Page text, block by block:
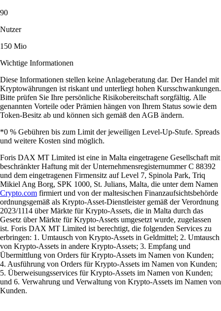
90
Nutzer
150 Mio
Wichtige Informationen
Diese Informationen stellen keine Anlageberatung dar. Der Handel mit
Kryptowährungen ist riskant und unterliegt hohen Kursschwankungen.
Bitte prüfen Sie Ihre persönliche Risikobereitschaft sorgfältig. Alle
genannten Vorteile oder Prämien hängen von Ihrem Status sowie dem
Token-Besitz ab und können sich gemäß den AGB ändern.
*0 % Gebühren bis zum Limit der jeweiligen Level-Up-Stufe. Spreads
und weitere Kosten sind möglich.
Foris DAX MT Limited ist eine in Malta eingetragene Gesellschaft mit
beschränkter Haftung mit der Unternehmensregisternummer C 88392
und dem eingetragenen Firmensitz auf Level 7, Spinola Park, Triq
Mikiel Ang Borg, SPK 1000, St. Julians, Malta, die unter dem Namen
Crypto.com firmiert und von der maltesischen Finanzaufsichtsbehörde
ordnungsgemäß als Krypto-Asset-Dienstleister gemäß der Verordnung
2023/1114 über Märkte für Krypto-Assets, die in Malta durch das
Gesetz über Märkte für Krypto-Assets umgesetzt wurde, zugelassen
ist. Foris DAX MT Limited ist berechtigt, die folgenden Services zu
erbringen: 1. Umtausch von Krypto-Assets in Geldmittel; 2. Umtausch
von Krypto-Assets in andere Krypto-Assets; 3. Empfang und
Übermittlung von Orders für Krypto-Assets im Namen von Kunden;
4. Ausführung von Orders für Krypto-Assets im Namen von Kunden;
5. Überweisungsservices für Krypto-Assets im Namen von Kunden;
und 6. Verwahrung und Verwaltung von Krypto-Assets im Namen von
Kunden.